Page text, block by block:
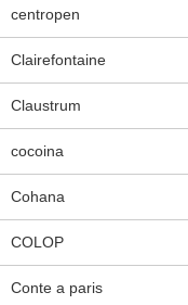
centropen
Clairefontaine
Claustrum
cocoina
Cohana
COLOP
Conte a paris